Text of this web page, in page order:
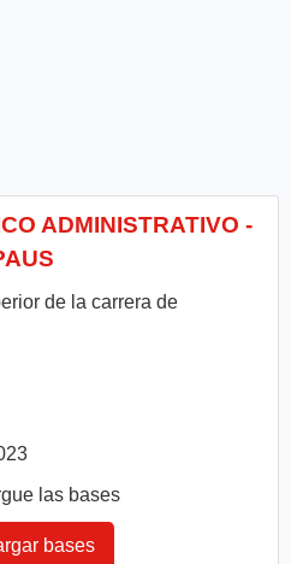
ADMINISTRATIVO -
de la carrera de
las bases
bases